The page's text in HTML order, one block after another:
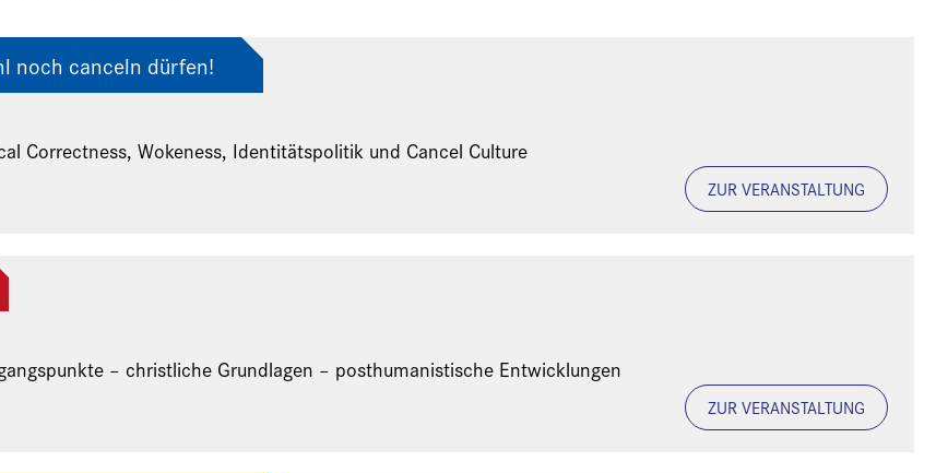
noch canceln dürfen!
Correctness, Wokeness, Identitätspolitik und Cancel Culture
ZUR VERANSTALTUNG
– christliche Grundlagen – posthumanistische Entwicklungen
ZUR VERANSTALTUNG